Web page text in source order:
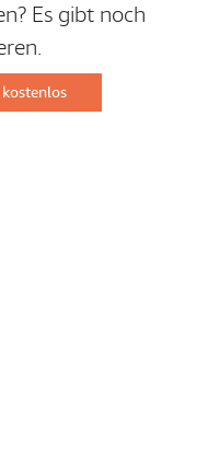
Es gibt noch